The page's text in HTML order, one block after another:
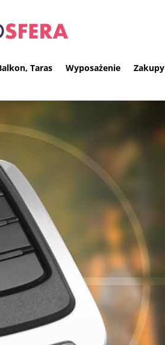
Taras Wyposażenie Zakupy